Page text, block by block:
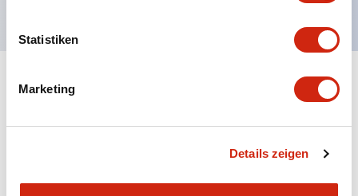
Statistiken
Marketing
Details zeigen
Dokumente und Dateien
Bedienungsanleitung CAD-